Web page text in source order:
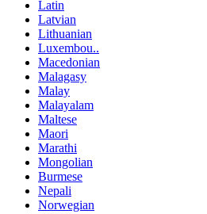
Latin
Latvian
Lithuanian
Luxembou..
Macedonian
Malagasy
Malay
Malayalam
Maltese
Maori
Marathi
Mongolian
Burmese
Nepali
Norwegian